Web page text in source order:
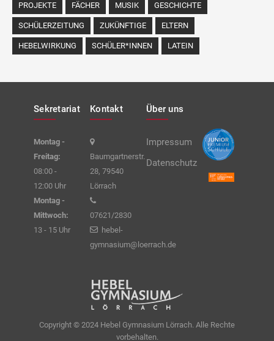
PROJEKTE FÄCHER MUSIK GESCHICHTE
SCHÜLERZEITUNG ZUKÜNFTIGE ELTERN
HEBELWIRKUNG SCHÜLER*INNEN LATEIN
Sekretariat
Montag -
Freitag:
08:00 -
12:00 Uhr
Montag -
Mittwoch:
13 - 15 Uhr
Kontakt
Baumgartnerstr.
28, 79540
Lörrach
07621/2830
hebel-
gymnasium@loerrach.de
Über uns
Impressum
Datenschutz
Copyright © 2024 Hebel Gymnasium Lörrach. Alle Rechte
vorbehalten.